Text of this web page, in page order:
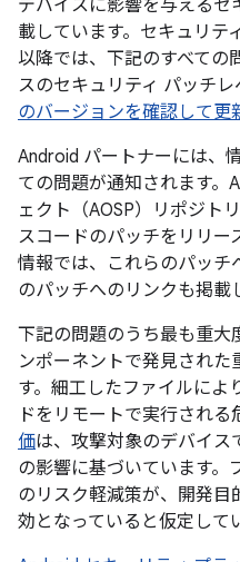
デバイスに影響を与えるセ
載しています。セキュリ
以降では、下記のすべての
スのセキュリティ パッチレ
のバージョンを確認して更
Android パートナーには、
ての問題が通知されます。
ェクト（AOSP）リポジト
スコードのパッチをリリー
情報では、これらのパッチ
のパッチへのリンクも掲載
下記の問題のうち最も重大
ンポーネントで発見された
す。細工したファイルによ
ドをリモートで実行される
価は、攻撃対象のデバイス
の影響に基づいています。
のリスク軽減策が、開発
効となっていると仮定して